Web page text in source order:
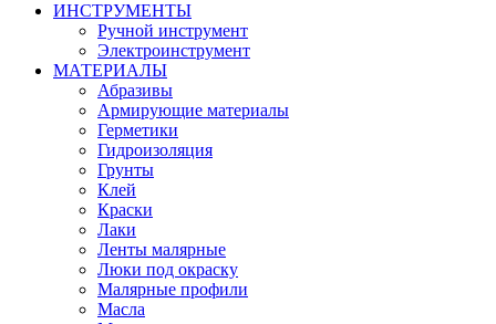
ИНСТРУМЕНТЫ
Ручной инструмент
Электроинструмент
МАТЕРИАЛЫ
Абразивы
Армирующие материалы
Герметики
Гидроизоляция
Грунты
Клей
Краски
Лаки
Ленты малярные
Люки под окраску
Малярные профили
Масла